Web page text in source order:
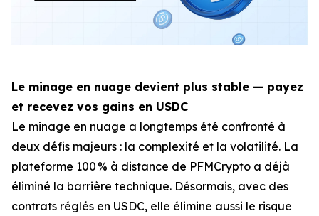
Le minage en nuage devient plus stable — payez
et recevez vos gains en USDC
Le minage en nuage a longtemps été confronté à
deux défis majeurs : la complexité et la volatilité. La
plateforme 100 % à distance de PFMCrypto a déjà
éliminé la barrière technique. Désormais, avec des
contrats réglés en USDC, elle élimine aussi le risque